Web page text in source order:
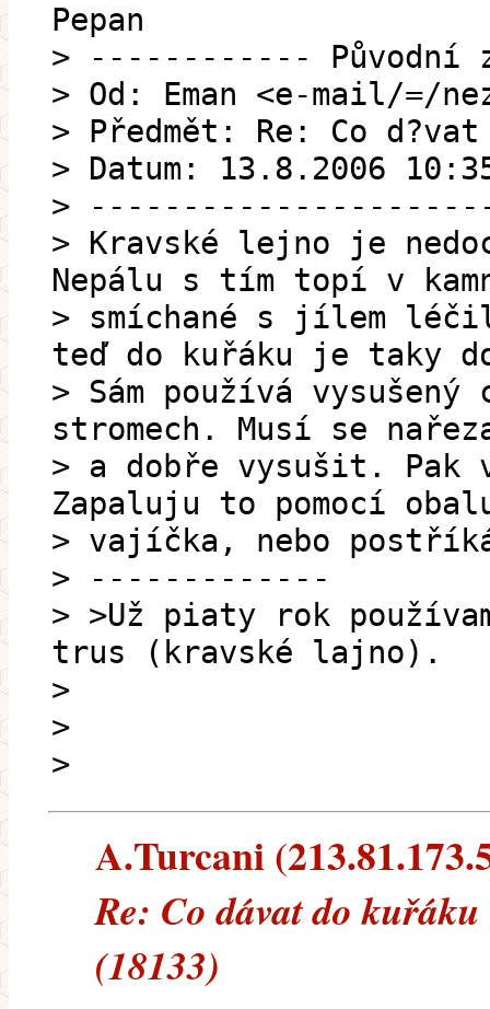
Pepan
> ------------ Původní
> Od: Eman <e-mail/=/
> Předmět: Re: Co d?vat
> Datum: 13.8.2006
>
> Kravské lejno je
Nepálu s tím topí v
> smíchané s jílem
teď do kuřáku je taky
> Sám používá vysušený
stromech. Musí se
> a dobře vysušit. Pak
Zapaluju to pomocí
> vajíčka, nebo
> -------------
> >Už piaty rok
trus (kravské lajno).
>
>
>
A.Turcani
Re: Co dávat do
(18133)